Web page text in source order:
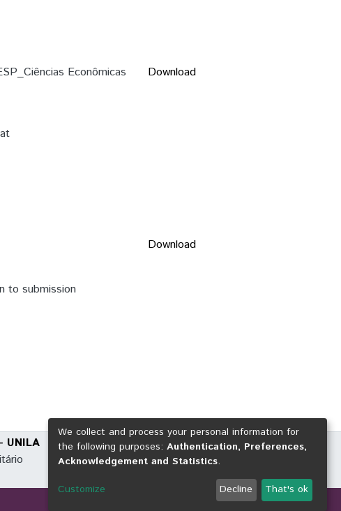
Econômicas
Download
to submission
Download
UNILA
We collect and process your personal information for
the following purposes: Authentication, Preferences,
Acknowledgement and Statistics.
Customize Decline That's ok